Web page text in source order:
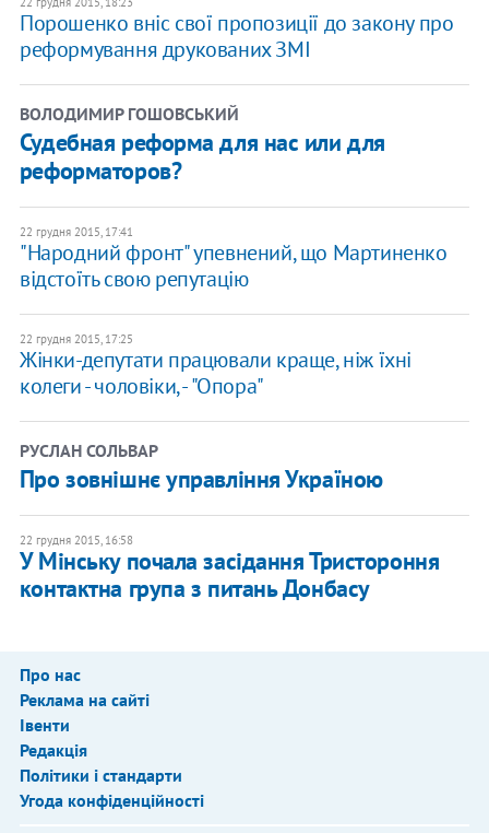
Порошенко вніс свої пропозиції до закону про
реформування друкованих ЗМІ
ВОЛОДИМИР ГОШОВСЬКИЙ
Судебная реформа для нас или для
реформаторов?
22 грудня 2015, 17:41
"Народний фронт" упевнений, що Мартиненко
відстоїть свою репутацію
22 грудня 2015, 17:25
Жінки-депутати працювали краще, ніж їхні
колеги - чоловіки, - "Опора"
РУСЛАН СОЛЬВАР
Про зовнішнє управління Україною
22 грудня 2015, 16:58
У Мінську почала засідання Тристороння
контактна група з питань Донбасу
Про нас
Реклама на сайті
Івенти
Редакція
Політики і стандарти
Угода конфіденційності